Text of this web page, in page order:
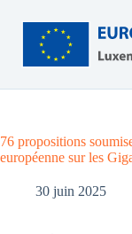
contenu
76 propositions
européenne sur les
30 juin 2025